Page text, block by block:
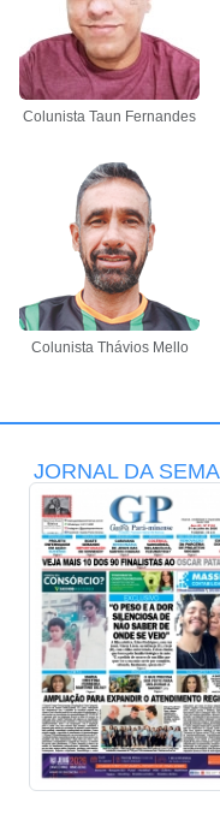
Colunista Taun Fernandes
Colunista Thávios Mello
JORNAL DA